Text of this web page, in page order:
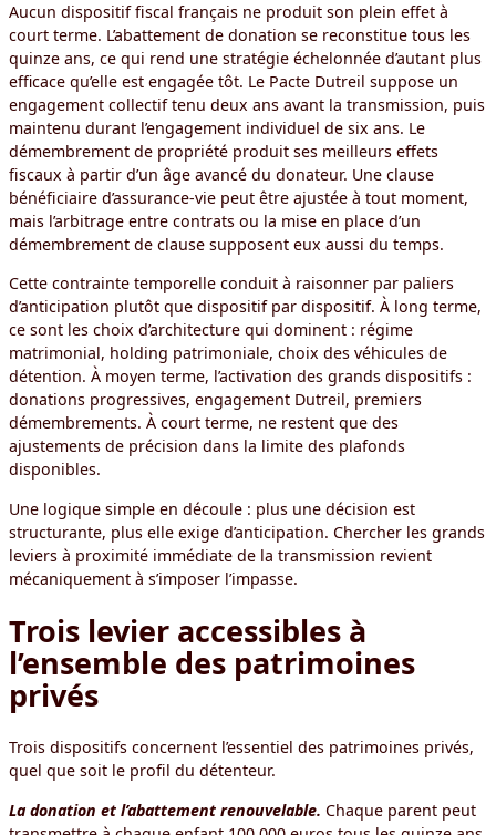
Aucun dispositif fiscal français ne produit son plein effet à
court terme. L’abattement de donation se reconstitue tous les
quinze ans, ce qui rend une stratégie échelonnée d’autant plus
efficace qu’elle est engagée tôt. Le Pacte Dutreil suppose un
engagement collectif tenu deux ans avant la transmission, puis
maintenu durant l’engagement individuel de six ans. Le
démembrement de propriété produit ses meilleurs effets
fiscaux à partir d’un âge avancé du donateur. Une clause
bénéficiaire d’assurance-vie peut être ajustée à tout moment,
mais l’arbitrage entre contrats ou la mise en place d’un
démembrement de clause supposent eux aussi du temps.
Cette contrainte temporelle conduit à raisonner par paliers
d’anticipation plutôt que dispositif par dispositif. À long terme,
ce sont les choix d’architecture qui dominent : régime
matrimonial, holding patrimoniale, choix des véhicules de
détention. À moyen terme, l’activation des grands dispositifs :
donations progressives, engagement Dutreil, premiers
démembrements. À court terme, ne restent que des
ajustements de précision dans la limite des plafonds
disponibles.
Une logique simple en découle : plus une décision est
structurante, plus elle exige d’anticipation. Chercher les grands
leviers à proximité immédiate de la transmission revient
mécaniquement à s’imposer l’impasse.
Trois levier accessibles à
l’ensemble des patrimoines
privés
Trois dispositifs concernent l’essentiel des patrimoines privés,
quel que soit le profil du détenteur.
La donation et l’abattement renouvelable. Chaque parent peut